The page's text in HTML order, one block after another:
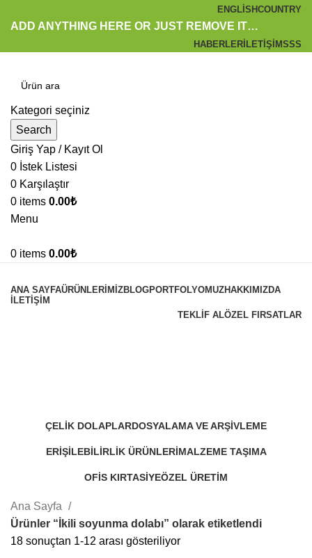
ENGLISHCOUNTRY
ADD ANYTHING HERE OR JUST REMOVE IT…
HABERLER İLETIŞIMSSS
Kategori seçiniz
Search
Giriş Yap / Kayıt Ol
0 İstek Listesi
0 Karşılaştır
0 items 0.00₺
Menu
0 items 0.00₺
ANA SAYFAÜRÜNLERIMIZBLOGPORTFOLYOMUZHAKKIMIZDA
İLETIŞIM
TEKLIF ALÖZEL FIRSATLAR
ÇELIK DOLAPLARDOSYALAMA VE ARŞIVLEME
ERIŞILEBILIRLIK ÜRÜNLERIMALZEME TAŞIMA
OFIS KIRTASIYEÖZEL ÜRETIM
Ana Sayfa
Ürünler “İkili soyunma dolabı” olarak etiketlendi
18 sonuçtan 1-12 arası gösteriliyor